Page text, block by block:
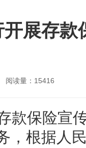
展存款
阅读量：15416
款保险宣
，根据人